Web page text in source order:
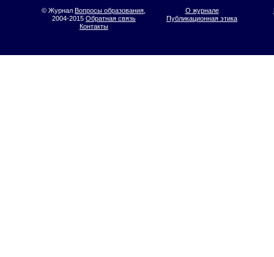
© ЖурналВопросы образования
2004-2015 Обратная связь
О журнале
Публикационная этика
Контакты